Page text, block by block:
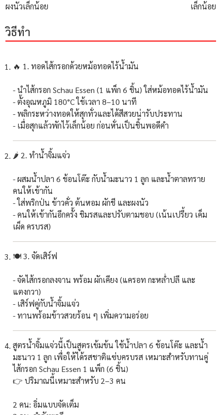
ผงนัวเล็กน้อย
เล็กน้อย
วิธีทำ
🔥 1. ทอดไส้กรอกด้วยหม้อทอดไร้น้ำมัน
- นำไส้กรอก Schau Essen (1 แพ็ก 6 ชิ้น) ใส่หม้อทอดไร้น้ำมัน
- ตั้งอุณหภูมิ 180°C ใช้เวลา 8–10 นาที
- พลิกระหว่างทอดให้สุกทั่วและได้สีสวยน่ารับประทาน
- เมื่อสุกแล้วพักไว้เล็กน้อย ก่อนหั่นเป็นชิ้นพอดีคำ
🌶️ 2. ทำน้ำจิ้มแจ่ว
- ผสมน้ำปลา 6 ช้อนโต๊ะ กับน้ำมะนาว 1 ลูก และน้ำตาลทราย
คนให้เข้ากัน
- ใส่พริกป่น ข้าวคั่ว ต้นหอม ผักชี และผงนัว
- คนให้เข้ากันอีกครั้ง ชิมรสและปรับตามชอบ (เน้นเปรี้ยว เค็ม
เผ็ด ครบรส)
🍽️ 3. จัดเสิร์ฟ
- จัดไส้กรอกลงจาน พร้อม ผักเคียง (แครอท กะหล่ำปลี และ
แตงกวา)
- เสิร์ฟคู่กับน้ำจิ้มแจ่ว
- ทานพร้อมข้าวสวยร้อน ๆ เพิ่มความอร่อย
สูตรน้ำจิ้มแจ่วนี้เป็นสูตรเข้มข้น ใช้น้ำปลา 6 ช้อนโต๊ะ และน้ำ
มะนาว 1 ลูก เพื่อให้ได้รสชาติแซ่บครบรส เหมาะสำหรับทานคู่
ไส้กรอก Schau Essen 1 แพ็ก (6 ชิ้น)
👉 ปริมาณนี้เหมาะสำหรับ 2–3 คน
2 คน: อิ่มแบบจัดเต็ม